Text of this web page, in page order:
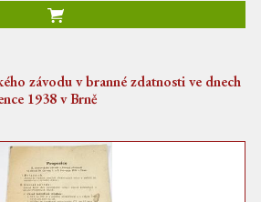
závodu v branné zdatnosti ve dnech
1938 v Brně